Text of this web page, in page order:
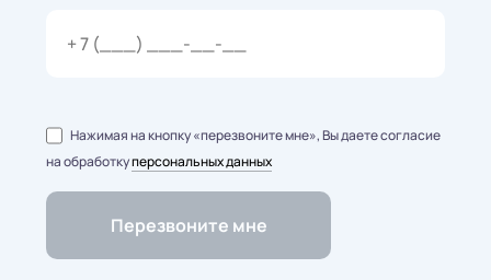
Нажимая на кнопку «перезвоните мне», Вы даете согласие
на обработкуперсональных данных